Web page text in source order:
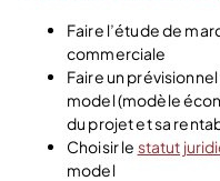
Faire l’étude de
commerciale
Faire un
model (modèle
du projet et sa
Choisir le statut
model